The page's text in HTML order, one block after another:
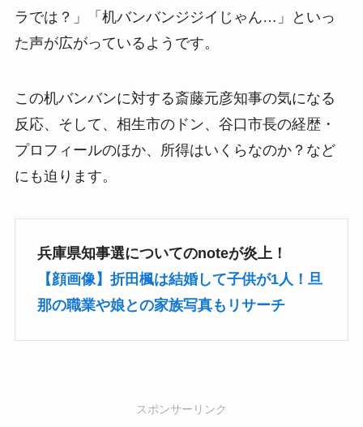
ラでは？」「机バンバンジジイじゃん…」といっ
た声が広がっているようです。
この机バンバンに対する斎藤元彦知事の気になる
反応、そして、相生市のドン、谷口市長の経歴・
プロフィールのほか、所得はいくらなのか？など
にも迫ります。
兵庫県知事選についてのnoteが炎上！
【顔画像】折田楓は結婚して子供が1人！旦
那の職業や娘との家族写真もリサーチ
スポンサーリンク